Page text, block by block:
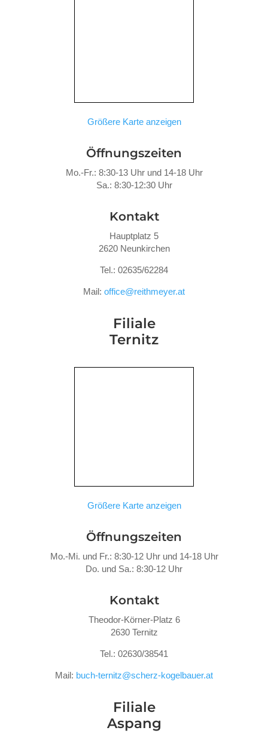
Größere Karte anzeigen
Öffnungszeiten
Mo.-Fr.: 8:30-13 Uhr und 14-18 Uhr
Sa.: 8:30-12:30 Uhr
Kontakt
Hauptplatz 5
2620 Neunkirchen
Tel.: 02635/62284
Mail: office@reithmeyer.at
Filiale
Ternitz
Größere Karte anzeigen
Öffnungszeiten
Mo.-Mi. und Fr.: 8:30-12 Uhr und 14-18 Uhr
Do. und Sa.: 8:30-12 Uhr
Kontakt
Theodor-Körner-Platz 6
2630 Ternitz
Tel.: 02630/38541
Mail: buch-ternitz@scherz-kogelbauer.at
Filiale
Aspang